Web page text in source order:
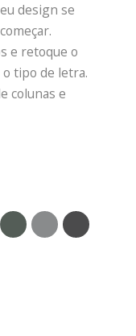
design se
e retoque o
tipo de letra.
colunas e